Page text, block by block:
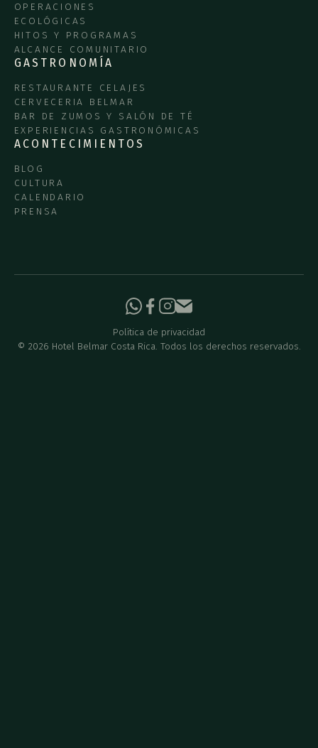
OPERACIONES
ECOLÓGICAS
HITOS Y PROGRAMAS
ALCANCE COMUNITARIO
GASTRONOMÍA
RESTAURANTE CELAJES
CERVECERIA BELMAR
BAR DE ZUMOS Y SALÓN DE TÉ
EXPERIENCIAS GASTRONÓMICAS
ACONTECIMIENTOS
BLOG
CULTURA
CALENDARIO
PRENSA
© 2026 Hotel Belmar Costa Rica. Todos los derechos reservados.
Política de privacidad